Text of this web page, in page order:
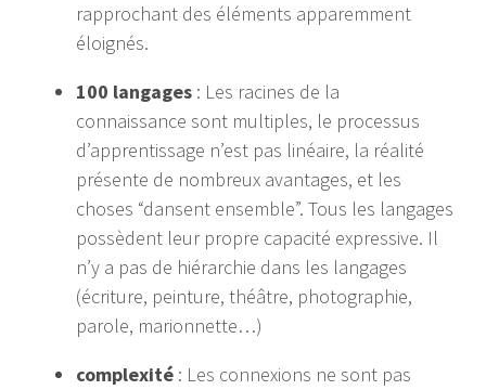
rapprochant des éléments apparemment
éloignés.
100 langages : Les racines de la
connaissance sont multiples, le processus
d’apprentissage n’est pas linéaire, la réalité
présente de nombreux avantages, et les
choses “dansent ensemble”. Tous les langages
possèdent leur propre capacité expressive. Il
n’y a pas de hiérarchie dans les langages
(écriture, peinture, théâtre, photographie,
parole, marionnette…)
complexité : Les connexions ne sont pas